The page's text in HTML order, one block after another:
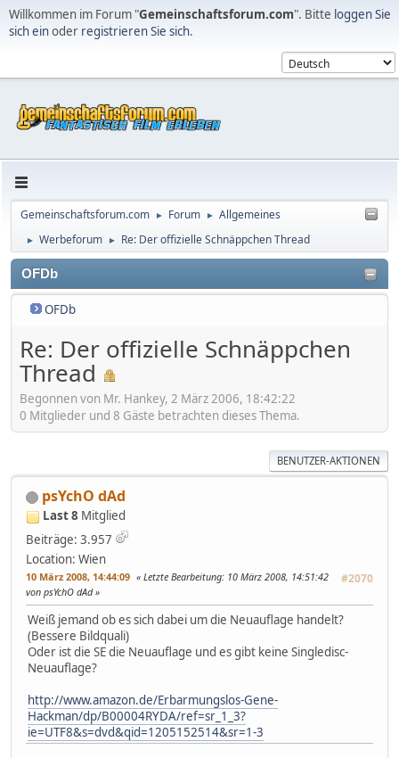
Willkommen im Forum "Gemeinschaftsforum.com". Bitte loggen Sie
sich einoder registrieren Sie sich.
Gemeinschaftsforum.com ► Forum ► Allgemeines
► Werbeforum ► Re: Der offizielle Schnäppchen Thread
OFDb
OFDb
Re: Der offizielle Schnäppchen
Thread
Begonnen von Mr. Hankey, 2 März 2006, 18:42:22
0 Mitglieder und 8 Gäste betrachten dieses Thema.
BENUTZER-AKTIONEN
psYchO dAd
Last 8 Mitglied
Beiträge: 3.957
Location: Wien
10 März 2008, 14:44:09 #2070
Letzte Bearbeitung: 10 März 2008, 14:51:42
von psYchO dAd
Weiß jemand ob es sich dabei um die Neuauflage handelt?
(Bessere Bildquali)
Oder ist die SE die Neuauflage und es gibt keine Singledisc-
Neuauflage?
http://www.amazon.de/Erbarmungslos-Gene-
Hackman/dp/B00004RYDA/ref=sr_1_3?
ie=UTF8&s=dvd&qid=1205152514&sr=1-3